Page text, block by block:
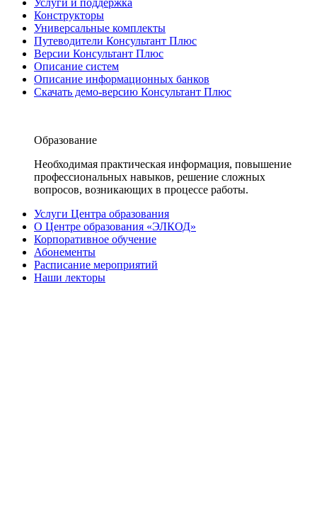
Услуги и поддержка
Конструкторы
Универсальные комплекты
Путеводители Консультант Плюс
Версии Консультант Плюс
Описание систем
Описание информационных банков
Скачать демо-версию Консультант Плюс
Образование
Необходимая практическая информация, повышение
профессиональных навыков, решение сложных
вопросов, возникающих в процессе работы.
Услуги Центра образования
О Центре образования «ЭЛКОД»
Корпоративное обучение
Абонементы
Расписание мероприятий
Наши лекторы